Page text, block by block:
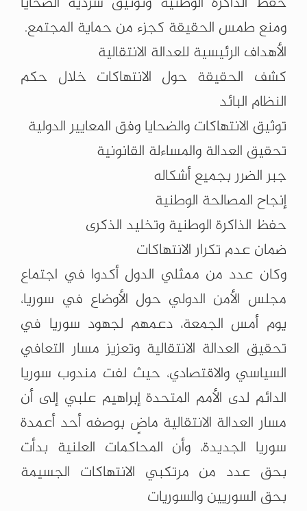
ومنع طمس الحقيقة كجزء من حماية المجتمع.
الأهداف الرئيسية للعدالة الانتقالية
كشف الحقيقة حول الانتهاكات خلال حكم
النظام البائد
توثيق الانتهاكات والضحايا وفق المعايير الدولية
تحقيق العدالة والمساءلة القانونية
جبر الضرر بجميع أشكاله
إنجاح المصالحة الوطنية
حفظ الذاكرة الوطنية وتخليد الذكرى
ضمان عدم تكرار الانتهاكات
وكان عدد من ممثلي الدول أكدوا في اجتماع
مجلس الأمن الدولي حول الأوضاع في سوريا،
يوم أمس الجمعة، دعمهم لجهود سوريا في
تحقيق العدالة الانتقالية وتعزيز مسار التعافي
السياسي والاقتصادي، حيث لفت مندوب سوريا
الدائم لدى الأمم المتحدة إبراهيم علبي إلى أن
مسار العدالة الانتقالية ماضٍ بوصفه أحد أعمدة
سوريا الجديدة، وأن المحاكمات العلنية بدأت
بحق عدد من مرتكبي الانتهاكات الجسيمة
بحق السوريين والسوريات